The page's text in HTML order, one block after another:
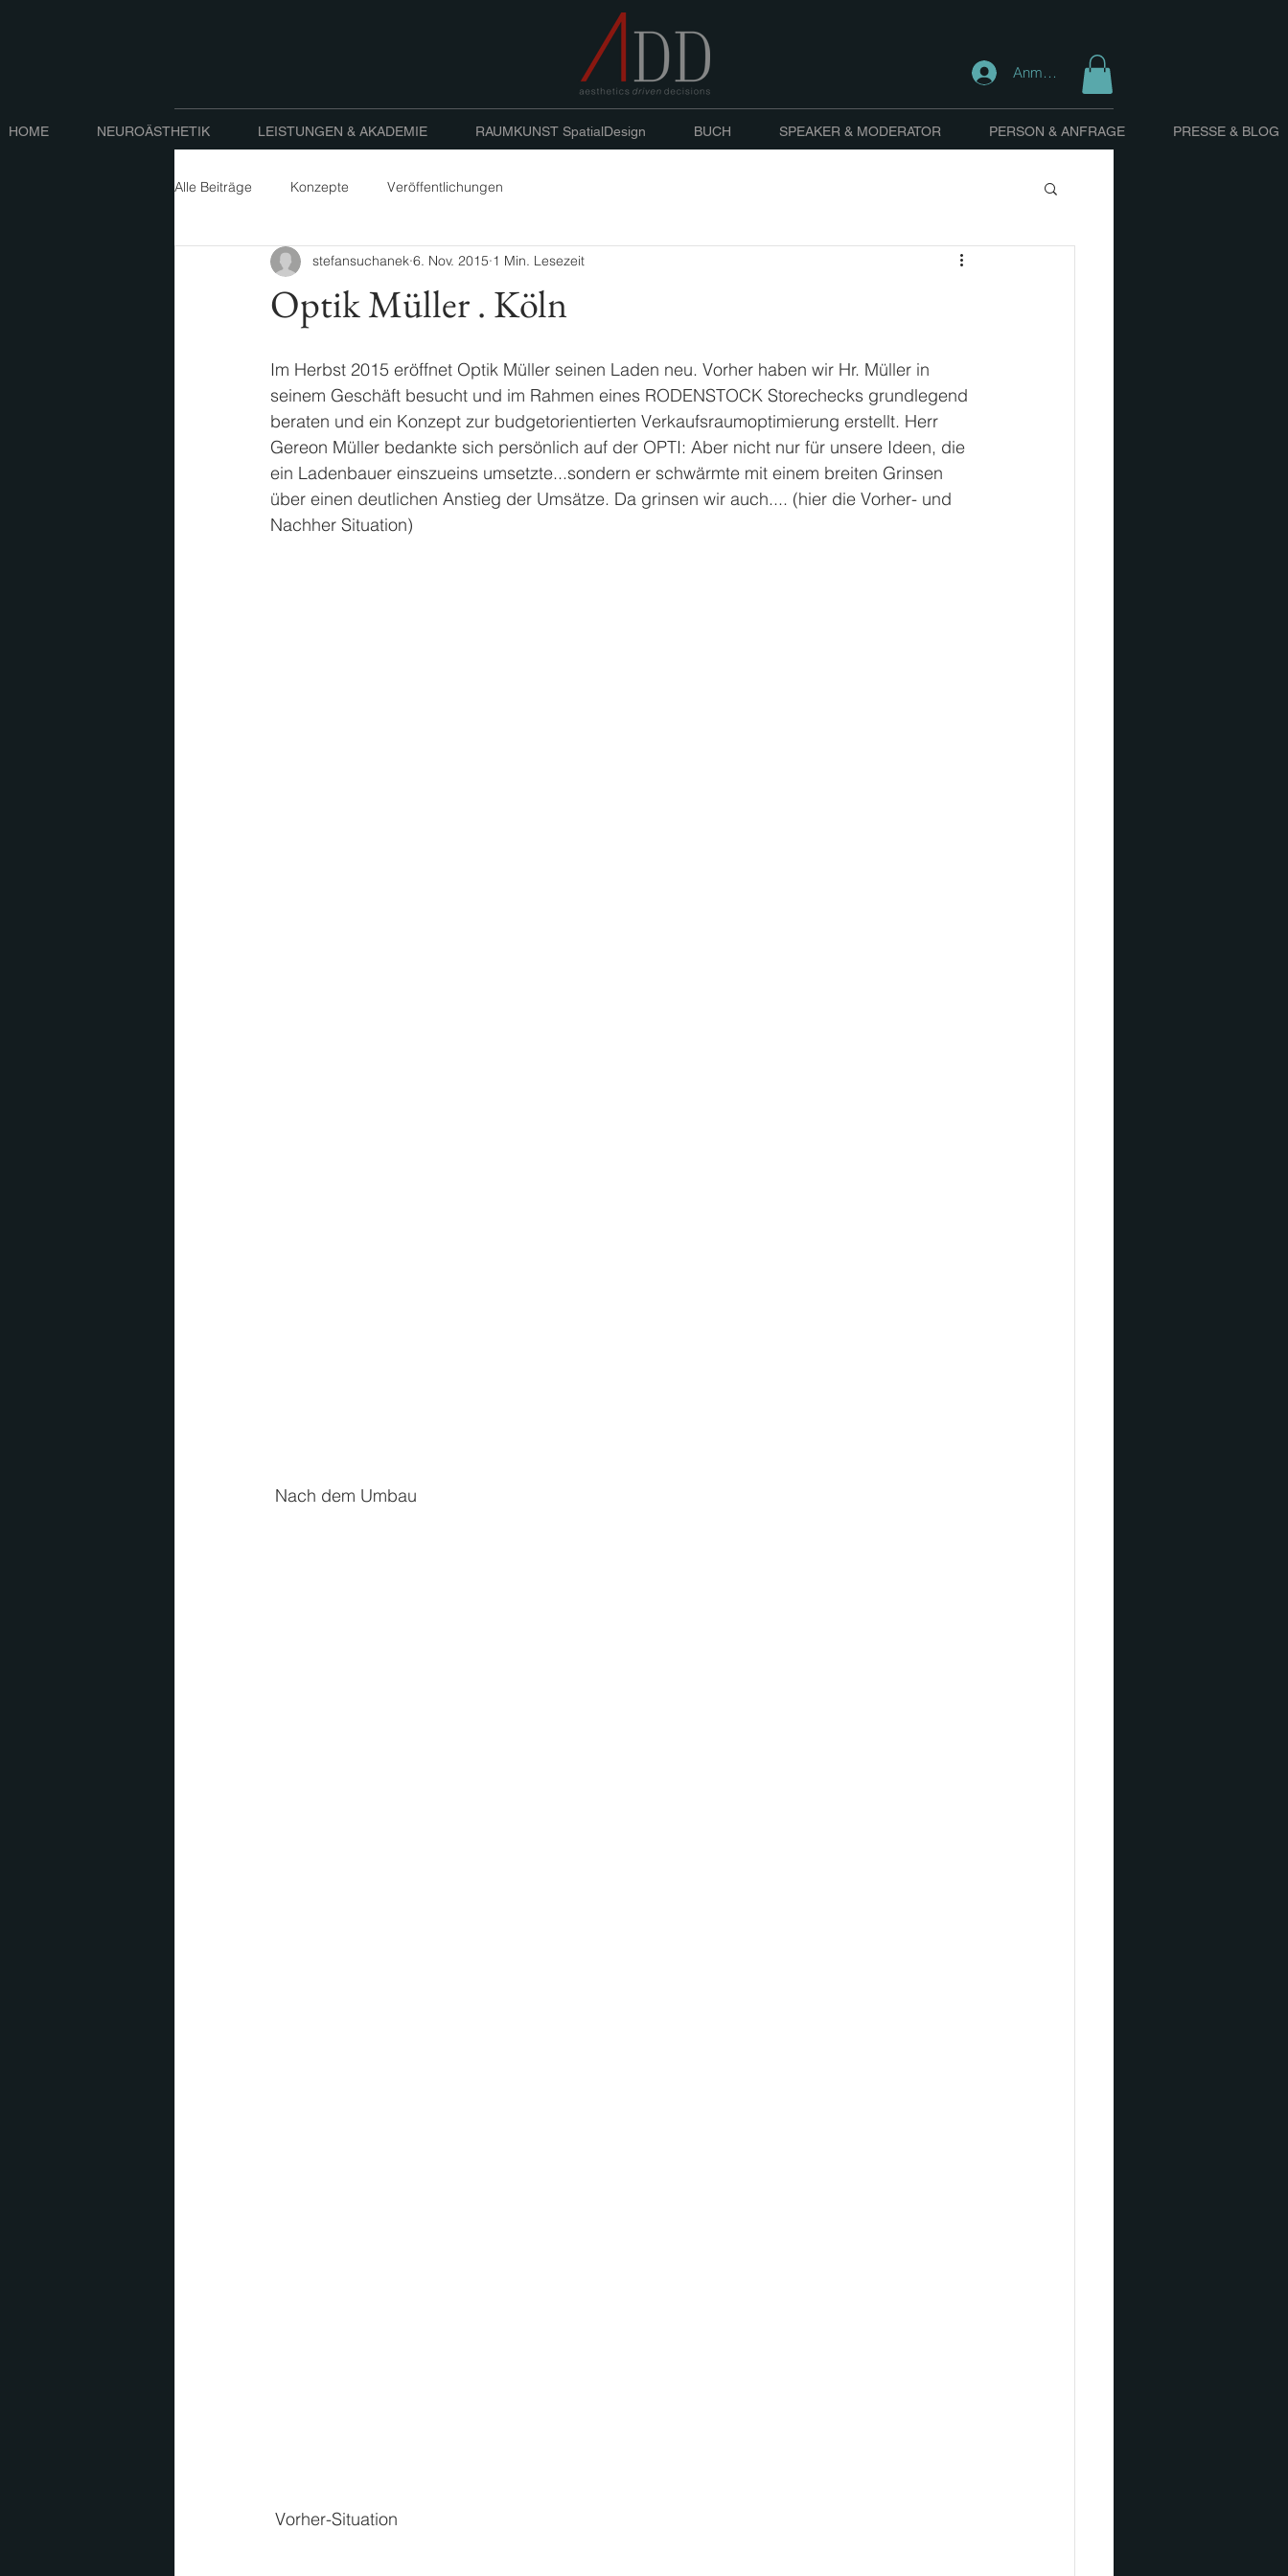
Anmelden
HOME NEUROÄSTHETIK LEISTUNGEN & AKADEMIE RAUMKUNST SpatialDesign BUCH SPEAKER & MODERATOR PERSON & ANFRAGE PRESSE & BLOG
Alle Beiträge Konzepte Veröffentlichungen
Optik Müller . Köln
stefansuchanek 6. Nov. 2015 1 Min. Lesezeit
Im Herbst 2015 eröffnet Optik Müller seinen Laden neu. Vorher haben wir Hr. Müller in
seinem Geschäft besucht und im Rahmen eines RODENSTOCK Storechecks grundlegend
beraten und ein Konzept zur budgetorientierten Verkaufsraumoptimierung erstellt. Herr
Gereon Müller bedankte sich persönlich auf der OPTI: Aber nicht nur für unsere Ideen, die
ein Ladenbauer einszueins umsetzte...sondern er schwärmte mit einem breiten Grinsen
über einen deutlichen Anstieg der Umsätze. Da grinsen wir auch.... (hier die Vorher- und
Nachher Situation)
Nach dem Umbau
Vorher-Situation